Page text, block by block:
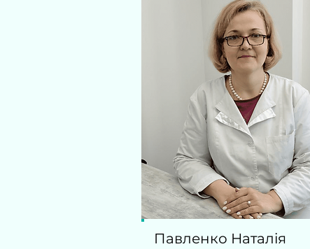
Павленко Наталія